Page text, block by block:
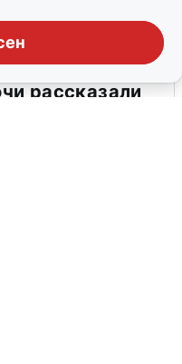
рассказали